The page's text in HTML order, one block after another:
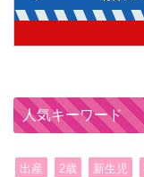
人気キーワード
出産 2歳 新生児